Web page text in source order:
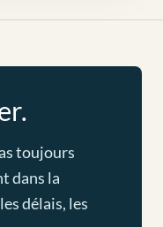
toujours
dans la
délais, les